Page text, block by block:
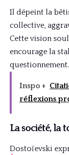
Il dépeint la
collective,
Cette vision
encourage la
questionnement.
Inspo +
réflexions
La société, la
Dostoïevski